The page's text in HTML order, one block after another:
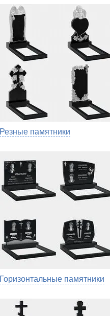
Резные памятники
Горизонтальные памятники